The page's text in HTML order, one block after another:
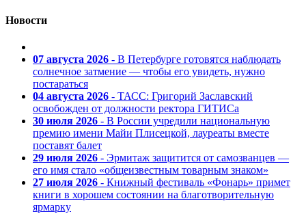
Новости
07 августа 2026 - В Петербурге готовятся наблюдать
солнечное затмение — чтобы его увидеть, нужно
постараться
04 августа 2026 - ТАСС: Григорий Заславский
освобожден от должности ректора ГИТИСа
30 июля 2026 - В России учредили национальную
премию имени Майи Плисецкой, лауреаты вместе
поставят балет
29 июля 2026 - Эрмитаж защитится от самозванцев —
его имя стало «общеизвестным товарным знаком»
27 июля 2026 - Книжный фестиваль «Фонарь» примет
книги в хорошем состоянии на благотворительную
ярмарку